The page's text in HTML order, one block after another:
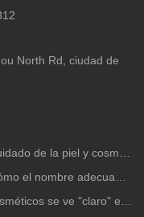
North Rd, ciudad de
¿Debería preocuparte?
impulsa los clics, la confianza y las ventas.
computadora pero falla al imprimirlas?